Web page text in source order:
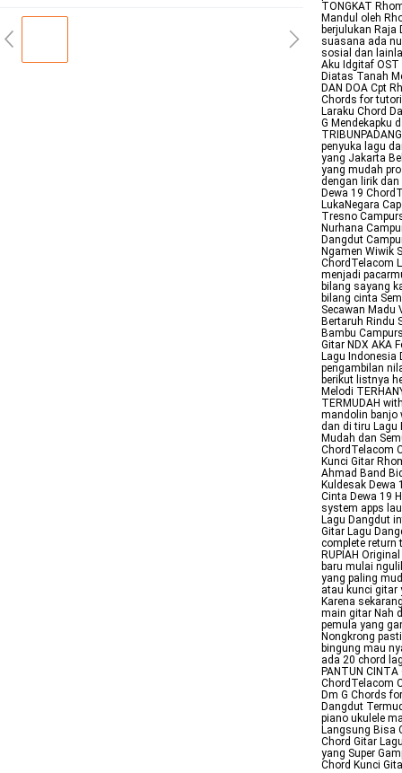
TONGKAT
Mandul oleh
berjulukan Raja
suasana ada
sosial dan
Aku Idgitaf OST
Diatas Tanah
DAN DOA Cpt
Chords for
Laraku Chord
G Mendekapku
penyuka lagu
yang Jakarta
yang mudah
dengan lirik dan
Dewa 19
LukaNegara
Tresno
Nurhana
Dangdut
Ngamen Wiwik
ChordTelacom
menjadi
bilang sayang
bilang cinta
Secawan Madu
Bertaruh Rindu
Bambu
Gitar NDX AKA
Lagu Indonesia
pengambilan
berikut listnya
Melodi
TERMUDAH
mandolin banjo
dan di tiru Lagu
Mudah dan
ChordTelacom
Kunci Gitar
Ahmad Band
Kuldesak Dewa
Cinta Dewa 19
system apps
Lagu Dangdut
Gitar Lagu
complete return
RUPIAH
baru mulai
yang paling
atau kunci gitar
Karena
main gitar Nah
pemula yang
Nongkrong
bingung mau
ada 20 chord
PANTUN
ChordTelacom
Dm G Chords
Dangdut
piano ukulele
Langsung Bisa
Chord Gitar
yang Super
Chord Kunci